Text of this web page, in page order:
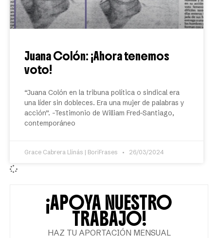
Juana Colón: ¡Ahora tenemos
voto!
“Juana Colón en la tribuna política o sindical era
una líder sin dobleces. Era una mujer de palabras y
acción”. -Testimonio de William Fred-Santiago,
contemporáneo
Grace Cabrera Llinás | BoriFrases 26/03/2024
¡APOYA NUESTRO
TRABAJO!
HAZ TU APORTACIÓN MENSUAL